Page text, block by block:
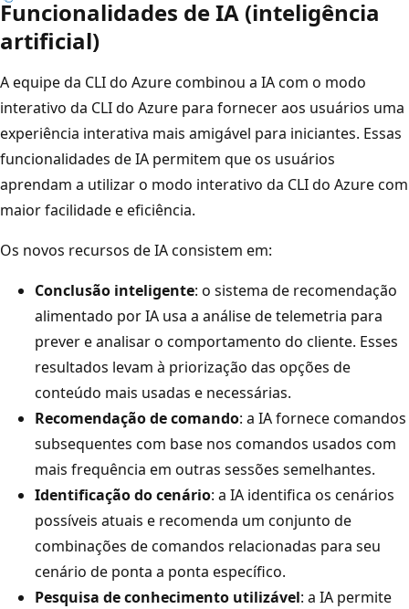
Funcionalidades de IA (inteligência
artificial)
A equipe da CLI do Azure combinou a IA com o modo
interativo da CLI do Azure para fornecer aos usuários uma
experiência interativa mais amigável para iniciantes. Essas
funcionalidades de IA permitem que os usuários
aprendam a utilizar o modo interativo da CLI do Azure com
maior facilidade e eficiência.
Os novos recursos de IA consistem em:
Conclusão inteligente: o sistema de recomendação
alimentado por IA usa a análise de telemetria para
prever e analisar o comportamento do cliente. Esses
resultados levam à priorização das opções de
conteúdo mais usadas e necessárias.
Recomendação de comando: a IA fornece comandos
subsequentes com base nos comandos usados com
mais frequência em outras sessões semelhantes.
Identificação do cenário: a IA identifica os cenários
possíveis atuais e recomenda um conjunto de
combinações de comandos relacionadas para seu
cenário de ponta a ponta específico.
Pesquisa de conhecimento utilizável: a IA permite